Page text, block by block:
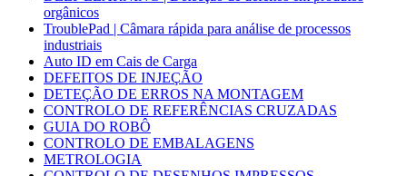
orgânicos
TroublePad | Câmara rápida para análise de processos
industriais
Auto ID em Cais de Carga
DEFEITOS DE INJEÇÃO
DETEÇÃO DE ERROS NA MONTAGEM
CONTROLO DE REFERÊNCIAS CRUZADAS
GUIA DO ROBÔ
CONTROLO DE EMBALAGENS
METROLOGIA